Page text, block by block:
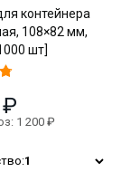
контейнера
108×82 мм,
шт]
₽
1 200 ₽
1